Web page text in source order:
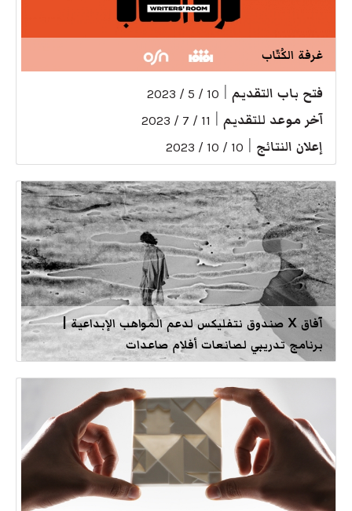
غرفة الكُتّاب
فتح باب التقديم 10 / 5 / 2023
آخر موعد للتقديم 11 / 7 / 2023
إعلان النتائج 10 / 10 / 2023
آفاق X صندوق نتفليكس لدعم المواهب الإبداعية |
برنامج تدريبي لصانعات أفلام صاعدات